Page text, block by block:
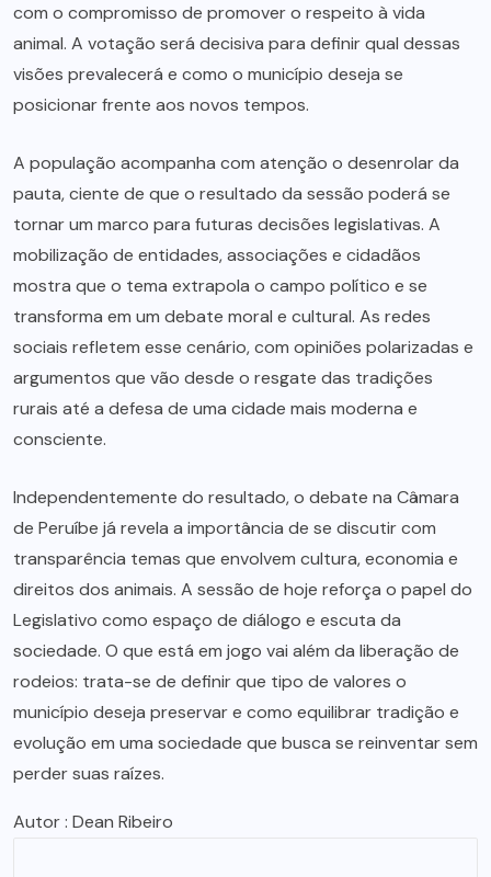
com o compromisso de promover o respeito à vida
animal. A votação será decisiva para definir qual dessas
visões prevalecerá e como o município deseja se
posicionar frente aos novos tempos.
A população acompanha com atenção o desenrolar da
pauta, ciente de que o resultado da sessão poderá se
tornar um marco para futuras decisões legislativas. A
mobilização de entidades, associações e cidadãos
mostra que o tema extrapola o campo político e se
transforma em um debate moral e cultural. As redes
sociais refletem esse cenário, com opiniões polarizadas e
argumentos que vão desde o resgate das tradições
rurais até a defesa de uma cidade mais moderna e
consciente.
Independentemente do resultado, o debate na Câmara
de Peruíbe já revela a importância de se discutir com
transparência temas que envolvem cultura, economia e
direitos dos animais. A sessão de hoje reforça o papel do
Legislativo como espaço de diálogo e escuta da
sociedade. O que está em jogo vai além da liberação de
rodeios: trata-se de definir que tipo de valores o
município deseja preservar e como equilibrar tradição e
evolução em uma sociedade que busca se reinventar sem
perder suas raízes.
Autor : Dean Ribeiro